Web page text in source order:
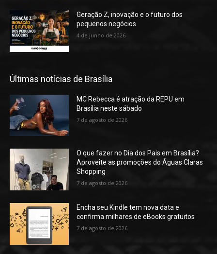
Geração Z, inovação e o futuro dos
pequenos negócios
4 de junho de 2026
Últimas notícias de Brasília
MC Rebecca é atração da REPU em
Brasília neste sábado
7 de agosto de 2026
O que fazer no Dia dos Pais em Brasília?
Aproveite as promoções do Águas Claras
Shopping
7 de agosto de 2026
Encha seu Kindle tem nova data e
confirma milhares de eBooks gratuitos
7 de agosto de 2026